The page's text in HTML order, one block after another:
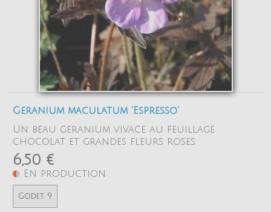
Geranium maculatum 'Espresso'
Un beau geranium vivace au feuillage
chocolat et grandes fleurs roses.
6,50 €
En production
Godet 9